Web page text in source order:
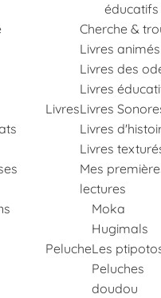
éducatifs
Livres
Cherche &
Livres animés
Livres des
Livres
Livres
Livres
Livres
Mes
lectures
Peluche
Moka
Hugimals
Les
Peluches
doudou